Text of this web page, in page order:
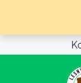
obsah